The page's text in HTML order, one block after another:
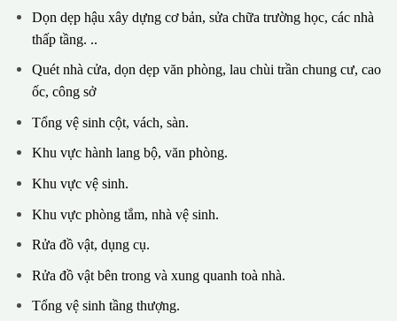
Dọn dẹp hậu xây dựng cơ bản, sửa chữa trường học, các nhà
thấp tầng. ..
Quét nhà cửa, dọn dẹp văn phòng, lau chùi trần chung cư, cao
ốc, công sở
Tổng vệ sinh cột, vách, sàn.
Khu vực hành lang bộ, văn phòng.
Khu vực vệ sinh.
Khu vực phòng tắm, nhà vệ sinh.
Rửa đồ vật, dụng cụ.
Rửa đồ vật bên trong và xung quanh toà nhà.
Tổng vệ sinh tầng thượng.